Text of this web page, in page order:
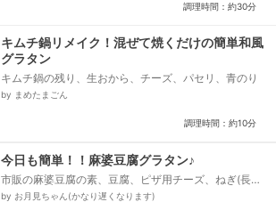
調理時間：約30分
キムチ鍋リメイク！混ぜて焼くだけの簡単和風
グラタン
キムチ鍋の残り、生おから、チーズ、パセリ、青のり
by まめたまごん
調理時間：約10分
今日も簡単！！麻婆豆腐グラタン♪
市販の麻婆豆腐の素、豆腐、ピザ用チーズ、ねぎ(長ネ
ギや刻みネギお好きなのOK)
by お月見ちゃん(かなり遅くなります)